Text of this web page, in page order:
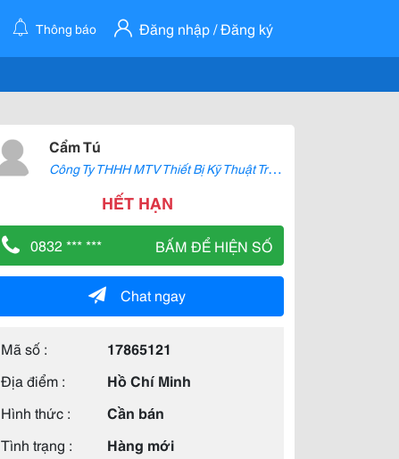
Thông báo Đăng nhập / Đăng ký
Cẩm Tú
C
ông Ty THHH MTV Thiết Bị Kỹ Thuật Triệu Vũ
HẾT HẠN
0832 *** *** BẤM ĐỂ HIỆN SỐ
Chat ngay
Mã số :
17865121
Địa điểm :
Hồ Chí Minh
Hình thức :
Cần bán
Tình trạng :
Hàng mới